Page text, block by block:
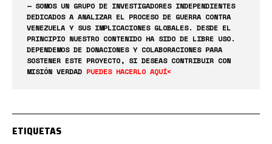
— SOMOS UN GRUPO DE INVESTIGADORES INDEPENDIENTES
DEDICADOS A ANALIZAR EL PROCESO DE GUERRA CONTRA
VENEZUELA Y SUS IMPLICACIONES GLOBALES. DESDE EL
PRINCIPIO NUESTRO CONTENIDO HA SIDO DE LIBRE USO.
DEPENDEMOS DE DONACIONES Y COLABORACIONES PARA
SOSTENER ESTE PROYECTO, SI DESEAS CONTRIBUIR CON
MISIÓN VERDAD PUEDES HACERLO AQUÍ<
ETIQUETAS